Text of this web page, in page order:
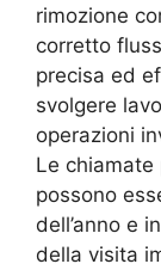
rimozione
corretto
precisa ed
svolgere
operazioni
Le
possono
dell’anno e
della visita